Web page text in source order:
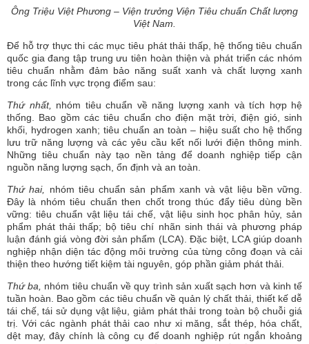
Ông Triệu Việt Phương – Viện trưởng Viện Tiêu chuẩn Chất lượng
Việt Nam.
Để hỗ trợ thực thi các mục tiêu phát thải thấp, hệ thống tiêu chuẩn
quốc gia đang tập trung ưu tiên hoàn thiện và phát triển các nhóm
tiêu chuẩn nhằm đảm bảo năng suất xanh và chất lượng xanh
trong các lĩnh vực trọng điểm sau:
Thứ nhất,
nhóm tiêu chuẩn về năng lượng xanh và tích hợp hệ
thống. Bao gồm các tiêu chuẩn cho điện mặt trời, điện gió, sinh
khối, hydrogen xanh; tiêu chuẩn an toàn – hiệu suất cho hệ thống
lưu trữ năng lượng và các yêu cầu kết nối lưới điện thông minh.
Những tiêu chuẩn này tạo nền tảng để doanh nghiệp tiếp cận
nguồn năng lượng sạch, ổn định và an toàn.
Thứ hai,
nhóm tiêu chuẩn sản phẩm xanh và vật liệu bền vững.
Đây là nhóm tiêu chuẩn then chốt trong thúc đẩy tiêu dùng bền
vững: tiêu chuẩn vật liệu tái chế, vật liệu sinh học phân hủy, sản
phẩm phát thải thấp; bộ tiêu chí nhãn sinh thái và phương pháp
luận đánh giá vòng đời sản phẩm (LCA). Đặc biệt, LCA giúp doanh
nghiệp nhận diện tác động môi trường của từng công đoạn và cải
thiện theo hướng tiết kiệm tài nguyên, góp phần giảm phát thải.
Thứ ba,
nhóm tiêu chuẩn về quy trình sản xuất sạch hơn và kinh tế
tuần hoàn. Bao gồm các tiêu chuẩn về quản lý chất thải, thiết kế dễ
tái chế, tái sử dụng vật liệu, giảm phát thải trong toàn bộ chuỗi giá
trị. Với các ngành phát thải cao như xi măng, sắt thép, hóa chất,
dệt may, đây chính là công cụ để doanh nghiệp rút ngắn khoảng